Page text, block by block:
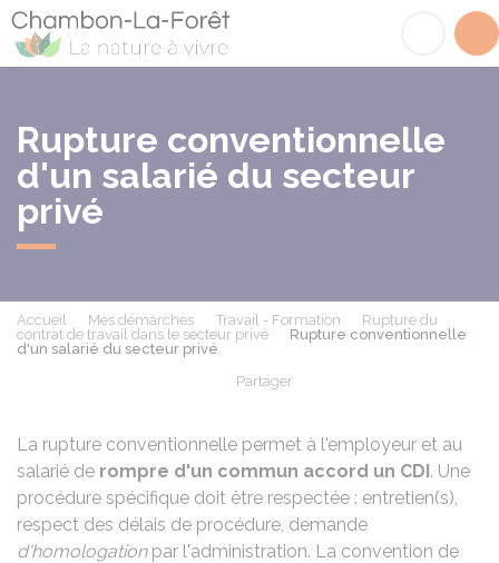
Rupture conventionnelle
d'un salarié du secteur
privé
Accueil Mes démarches Travail - Formation
Rupture du
contrat de travail dans le secteur privé
Rupture conventionnelle
d'un salarié du secteur privé
Partager
La rupture conventionnelle permet à l'employeur et au
salarié de rompre d'un commun accord un CDI. Une
procédure spécifique doit être respectée : entretien(s),
respect des délais de procédure, demande
d'homologationpar l'administration. La convention de